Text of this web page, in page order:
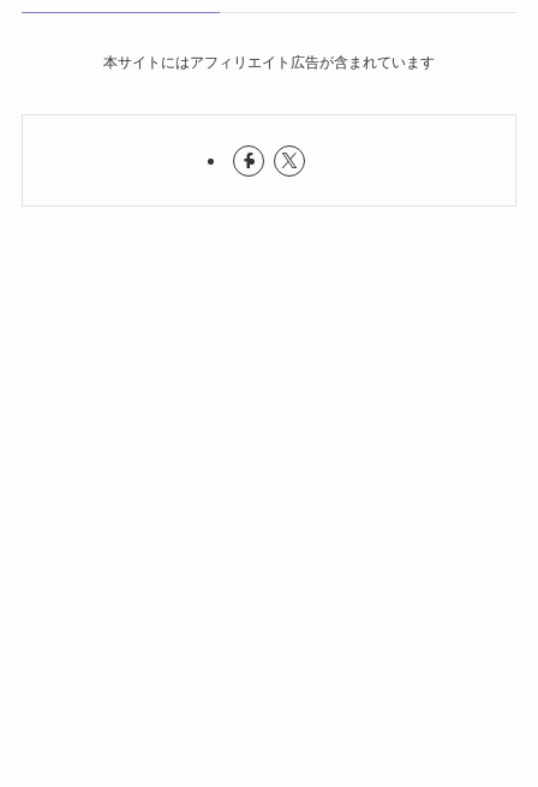
本サイトにはアフィリエイト広告が含まれています